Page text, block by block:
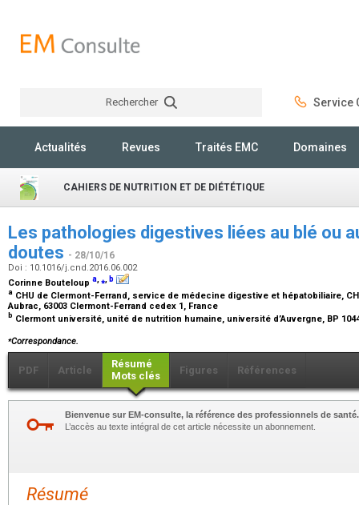
Rechercher Service
Actualités Revues Traités EMC Domaines
CAHIERS DE NUTRITION ET DE DIÉTÉTIQUE
Les pathologies digestives liées au blé ou
doutes - 28/10/16
Doi : 10.1016/j.cnd.2016.06.002
Corinne Bouteloup a,⁎, b
a CHU de Clermont-Ferrand, service de médecine digestive et hépatobiliaire,
Aubrac, 63003 Clermont-Ferrand cedex 1, France
b Clermont université, unité de nutrition humaine, université d’Auvergne, BP
⁎Correspondance.
PDF Article
Résumé
Mots clés
Figures Références
Bienvenue sur EM-consulte, la référence des professionnels de santé.
L’accès au texte intégral de cet article nécessite un abonnement.
Résumé